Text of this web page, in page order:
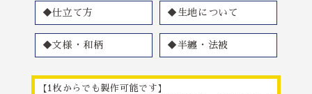
◆仕立て方 ◆生地について
◆文様・和柄 ◆半纏・法被
【1枚からでも製作可能です】